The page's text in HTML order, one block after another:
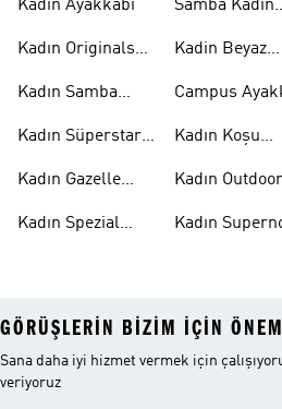
Kadın Ayakkabı
Kadın Originals
Kadın Samba
Kadın Süperstar
Kadın Gazelle
Kadın Spezial
Samba Kadın
Kadin Beyaz
Campus
Kadın Koşu
Kadın Outdoor
Kadın
GÖRÜŞLERIN BIZIM IÇIN
Sana daha iyi hizmet vermek için
veriyoruz